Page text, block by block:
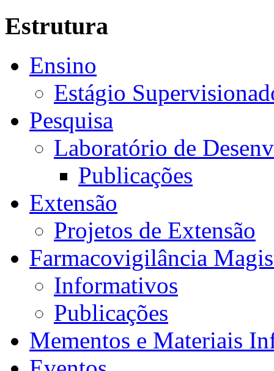
Estrutura
Ensino
Estágio
Pesquisa
Laboratório de
Publicações
Extensão
Projetos de Extensão
Farmacovigilância
Informativos
Publicações
Mementos e Materiais